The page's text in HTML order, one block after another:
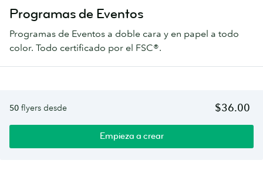
Programas de Eventos
Programas de Eventos a doble cara y en papel a todo
color. Todo certificado por el FSC®.
50 flyers desde $36.00
Empieza a crear